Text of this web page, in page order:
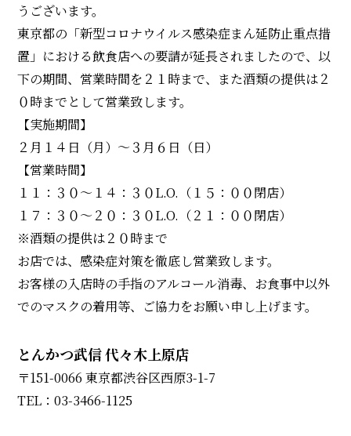
うございます。
東京都の「新型コロナウイルス感染症まん延防止重点措
置」における飲食店への要請が延長されましたので、以
下の期間、営業時間を２１時まで、また酒類の提供は２
０時までとして営業致します。
【実施期間】
２月１４日（月）～３月６日（日）
【営業時間】
１１：３０～１４：３０L.O.（１５：００閉店）
１７：３０～２０：３０L.O.（２１：００閉店）
※酒類の提供は２０時まで
お店では、感染症対策を徹底し営業致します。
お客様の入店時の手指のアルコール消毒、お食事中以外
でのマスクの着用等、ご協力をお願い申し上げます。
とんかつ武信 代々木上原店
〒151-0066 東京都渋谷区西原3-1-7
TEL：03-3466-1125